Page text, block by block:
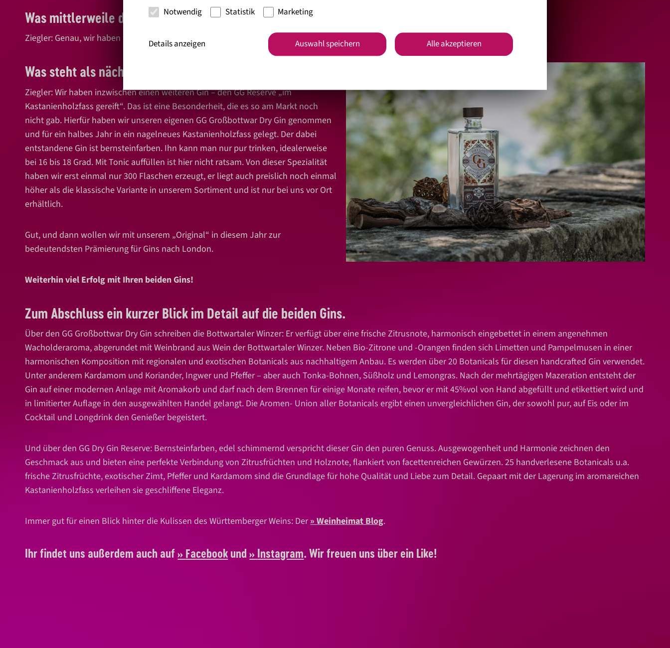
Was mittlerweile dazukommt, ist ein schöner Verkostungs-Erfolg…
Ziegler: Genau, wir haben den Gin beim Meininger International Spirits Award angestellt – und er wurde mit Gold ausgezeichnet.
Was steht als nächstes an?
Ziegler: Wir haben inzwischen einen weiteren Gin – den GG Reserve „im
Kastanienholzfass gereift“. Das ist eine Besonderheit, die es so am Markt noch
nicht gab. Hierfür haben wir unseren eigenen GG Großbottwar Dry Gin genommen
und für ein halbes Jahr in ein nagelneues Kastanienholzfass gelegt. Der dabei
entstandene Gin ist bernsteinfarben. Ihn kann man nur pur trinken, idealerweise
bei 16 bis 18 Grad. Mit Tonic auffüllen ist hier nicht ratsam. Von dieser Spezialität
haben wir erst einmal nur 300 Flaschen erzeugt, er liegt auch preislich noch einmal
höher als die klassische Variante in unserem Sortiment und ist nur bei uns vor Ort
erhältlich.
Gut, und dann wollen wir mit unserem „Original“ in diesem Jahr zur
bedeutendsten Prämierung für Gins nach London.
Weiterhin viel Erfolg mit Ihren beiden Gins!
Zum Abschluss ein kurzer Blick im Detail auf die beiden Gins.
Über den GG Großbottwar Dry Gin schreiben die Bottwartaler Winzer: Er verfügt über eine frische Zitrusnote, harmonisch eingebettet in einem angenehmen
Wacholderaroma, abgerundet mit Weinbrand aus Wein der Bottwartaler Winzer. Neben Bio-Zitrone und -Orangen finden sich Limetten und Pampelmusen in einer
harmonischen Komposition mit regionalen und exotischen Botanicals aus nachhaltigem Anbau. Es werden über 20 Botanicals für diesen handcrafted Gin verwendet.
Unter anderem Kardamom und Koriander, Ingwer und Pfeffer – aber auch Tonka-Bohnen, Süßholz und Lemongras. Nach der mehrtägigen Mazeration entsteht der
Gin auf einer modernen Anlage mit Aromakorb und darf nach dem Brennen für einige Monate reifen, bevor er mit 45%vol von Hand abgefüllt und etikettiert wird und
in limitierter Auflage in den ausgewählten Handel gelangt. Die Aromen- Union aller Botanicals ergibt einen unvergleichlichen Gin, der sowohl pur, auf Eis oder im
Cocktail und Longdrink den Genießer begeistert.
Und über den GG Dry Gin Reserve: Bernsteinfarben, edel schimmernd verspricht dieser Gin den puren Genuss. Ausgewogenheit und Harmonie zeichnen den
Geschmack aus und bieten eine perfekte Verbindung von Zitrusfrüchten und Holznote, flankiert von facettenreichen Gewürzen. 25 handverlesene Botanicals u.a.
frische Zitrusfrüchte, exotischer Zimt, Pfeffer und Kardamom sind die Grundlage für hohe Qualität und Liebe zum Detail. Gepaart mit der Lagerung im aromareichen
Kastanienholzfass verleihen sie geschliffene Eleganz.
Immer gut für einen Blick hinter die Kulissen des Württemberger Weins: Der Weinheimat Blog.
Ihr findet uns außerdem auch auf Facebook und Instagram. Wir freuen uns über ein Like!
Notwendig Statistik Marketing
Details anzeigen Auswahl speichern Alle akzeptieren